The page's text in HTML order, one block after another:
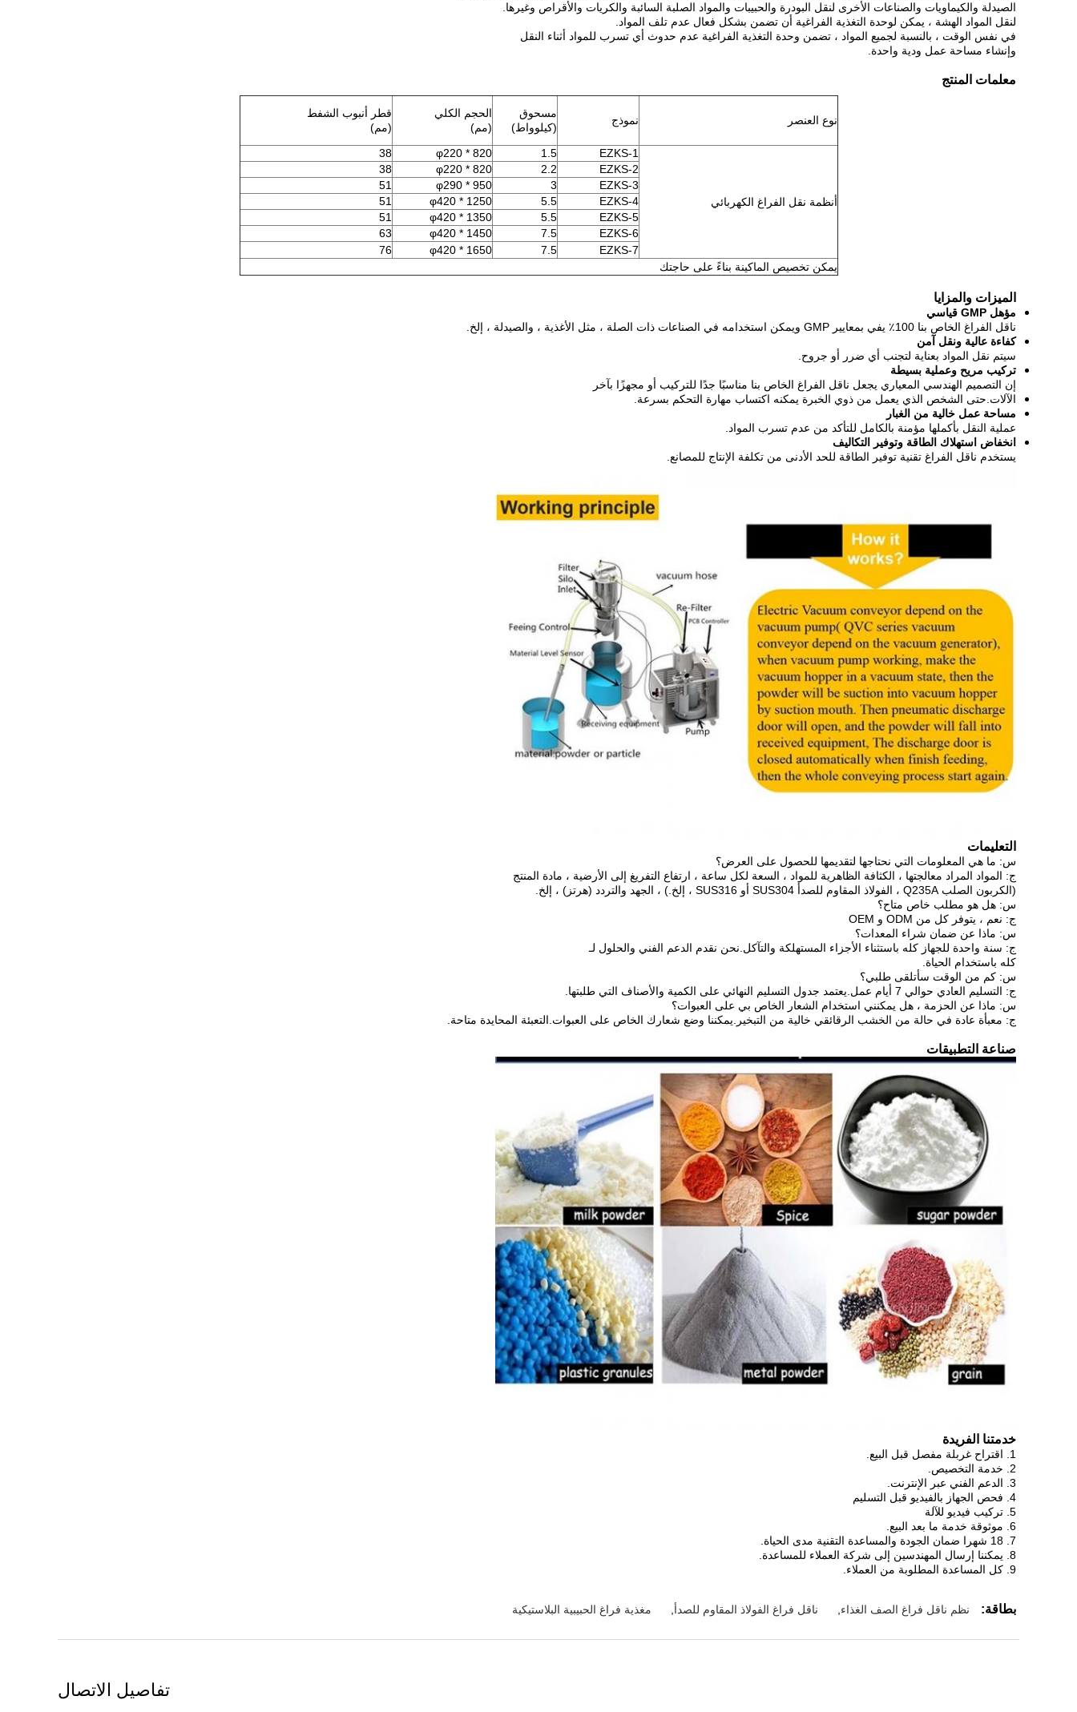
الصيدلة والكيماويات والصناعات الأخرى لنقل البودرة والحبيبات والمواد الصلبة السائبة والكريات والأقراص وغيرها.
لنقل المواد الهشة ، يمكن لوحدة التغذية الفراغية أن تضمن بشكل فعال عدم تلف المواد.
في نفس الوقت ، بالنسبة لجميع المواد ، تضمن وحدة التغذية الفراغية عدم حدوث أي تسرب للمواد أثناء النقل
وإنشاء مساحة عمل ودية واحدة.
معلمات المنتج
نوع العنصر نموذج
مسحوق
(كيلوواط)
الحجم الكلي
(مم)
قطر أنبوب الشفط
(مم)
أنظمة نقل الفراغ الكهربائي
EZKS-1
1.5
φ220 * 820
38
EZKS-2
2.2
φ220 * 820
38
EZKS-3
3
φ290 * 950
51
EZKS-4
5.5
φ420 * 1250
51
EZKS-5
5.5
φ420 * 1350
51
EZKS-6
7.5
φ420 * 1450
63
EZKS-7
7.5
φ420 * 1650
76
يمكن تخصيص الماكينة بناءً على حاجتك
الميزات والمزايا
مؤهل GMP قياسي
ناقل الفراغ الخاص بنا 100٪ يفي بمعايير GMP ويمكن استخدامه في الصناعات ذات الصلة ، مثل الأغذية ، والصيدلة ، إلخ.
كفاءة عالية ونقل آمن
سيتم نقل المواد بعناية لتجنب أي ضرر أو جروح.
تركيب مريح وعملية بسيطة
إن التصميم الهندسي المعياري يجعل ناقل الفراغ الخاص بنا مناسبًا جدًا للتركيب أو مجهزًا بآخر
الآلات.حتى الشخص الذي يعمل من ذوي الخبرة يمكنه اكتساب مهارة التحكم بسرعة.
مساحة عمل خالية من الغبار
عملية النقل بأكملها مؤمنة بالكامل للتأكد من عدم تسرب المواد.
انخفاض استهلاك الطاقة وتوفير التكاليف
يستخدم ناقل الفراغ تقنية توفير الطاقة للحد الأدنى من تكلفة الإنتاج للمصانع.
التعليمات
س: ما هي المعلومات التي نحتاجها لتقديمها للحصول على العرض؟
ج: المواد المراد معالجتها ، الكثافة الظاهرية للمواد ، السعة لكل ساعة ، ارتفاع التفريغ إلى الأرضية ، مادة المنتج
(الكربون الصلب Q235A ، الفولاذ المقاوم للصدأ SUS304 أو SUS316 ، إلخ.) ، الجهد والتردد (هرتز) ، إلخ.
س: هل هو مطلب خاص متاح؟
ج: نعم ، يتوفر كل من ODM و OEM
س: ماذا عن ضمان شراء المعدات؟
ج: سنة واحدة للجهاز كله باستثناء الأجزاء المستهلكة والتآكل.نحن نقدم الدعم الفني والحلول لـ
كله باستخدام الحياة.
س: كم من الوقت سأتلقى طلبي؟
ج: التسليم العادي حوالي 7 أيام عمل.يعتمد جدول التسليم النهائي على الكمية والأصناف التي طلبتها.
س: ماذا عن الحزمة ، هل يمكنني استخدام الشعار الخاص بي على العبوات؟
ج: معبأة عادة في حالة من الخشب الرقائقي خالية من التبخير.يمكننا وضع شعارك الخاص على العبوات.التعبئة المحايدة متاحة.
صناعة التطبيقات
خدمتنا الفريدة
1. اقتراح غربلة مفصل قبل البيع.
2. خدمة التخصيص.
3. الدعم الفني عبر الإنترنت.
4. فحص الجهاز بالفيديو قبل التسليم
5. تركيب فيديو للآلة
6. موثوقة خدمة ما بعد البيع.
7. 18 شهرا ضمان الجودة والمساعدة التقنية مدى الحياة.
8. يمكننا إرسال المهندسين إلى شركة العملاء للمساعدة.
9. كل المساعدة المطلوبة من العملاء.
بطاقة: نظم ناقل فراغ الصف الغذاء ناقل فراغ الفولاذ المقاوم للصدأ مغذية فراغ الحبيبية البلاستيكية
تفاصيل الاتصال